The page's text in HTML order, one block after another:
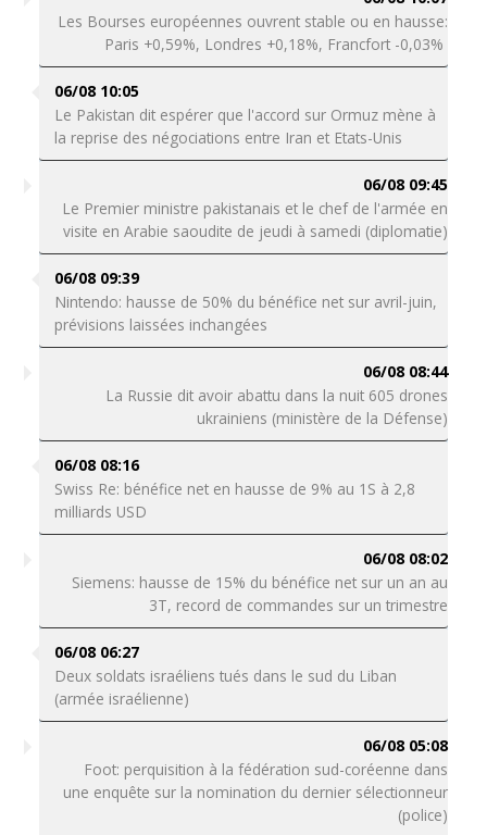
Les Bourses européennes ouvrent stable ou en hausse:
Paris +0,59%, Londres +0,18%, Francfort -0,03%
06/08 10:05
Le Pakistan dit espérer que l'accord sur Ormuz mène à
la reprise des négociations entre Iran et Etats-Unis
06/08 09:45
Le Premier ministre pakistanais et le chef de l'armée en
visite en Arabie saoudite de jeudi à samedi (diplomatie)
06/08 09:39
Nintendo: hausse de 50% du bénéfice net sur avril-juin,
prévisions laissées inchangées
06/08 08:44
La Russie dit avoir abattu dans la nuit 605 drones
ukrainiens (ministère de la Défense)
06/08 08:16
Swiss Re: bénéfice net en hausse de 9% au 1S à 2,8
milliards USD
06/08 08:02
Siemens: hausse de 15% du bénéfice net sur un an au
3T, record de commandes sur un trimestre
06/08 06:27
Deux soldats israéliens tués dans le sud du Liban
(armée israélienne)
06/08 05:08
Foot: perquisition à la fédération sud-coréenne dans
une enquête sur la nomination du dernier sélectionneur
(police)